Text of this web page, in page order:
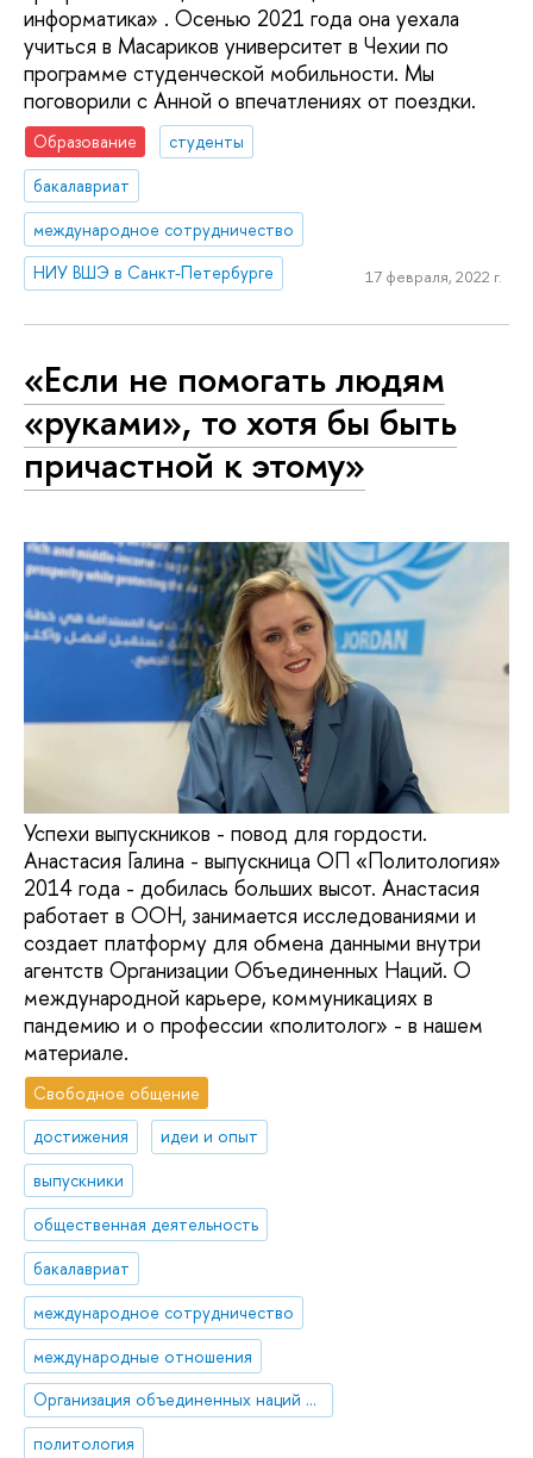
информатика» . Осенью 2021 года она уехала
учиться в Масариков университет в Чехии по
программе студенческой мобильности. Мы
поговорили с Анной о впечатлениях от поездки.
Образование
студенты
бакалавриат
международное сотрудничество
НИУ ВШЭ в Санкт-Петербурге
17 февраля, 2022 г.
«Если не помогать людям
«руками», то хотя бы быть
причастной к этому»
Успехи выпускников - повод для гордости.
Анастасия Галина - выпускница ОП «Политология»
2014 года - добилась больших высот. Анастасия
работает в ООН, занимается исследованиями и
создает платформу для обмена данными внутри
агентств Организации Объединенных Наций. О
международной карьере, коммуникациях в
пандемию и о профессии «политолог» - в нашем
материале.
Свободное общение
достижения
идеи и опыт
выпускники
общественная деятельность
бакалавриат
международное сотрудничество
международные отношения
Организация объединенных наций (ООН)
политология